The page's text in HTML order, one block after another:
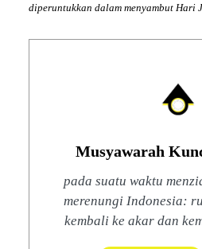
diperuntukkan dalam menyambut Hari
Musyawarah
pada suatu waktu
merenungi Indonesia:
kembali ke akar dan